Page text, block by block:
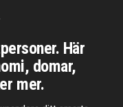
Här
domar,
mer.